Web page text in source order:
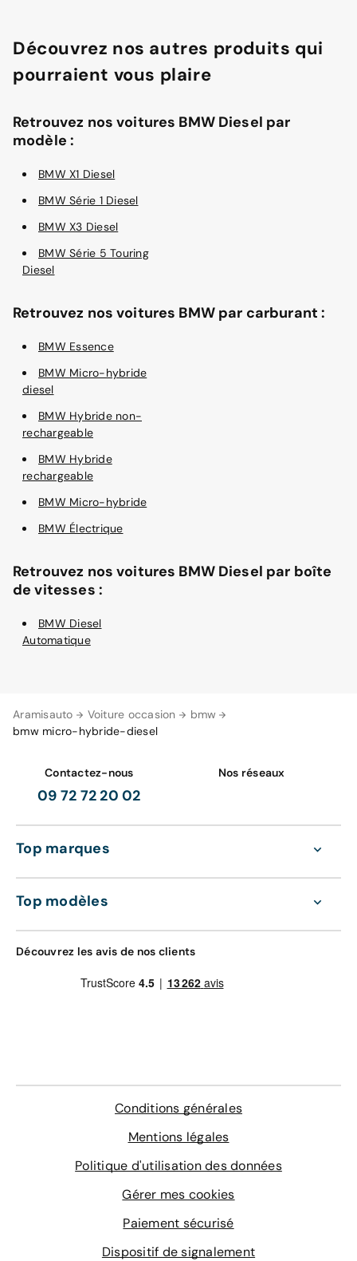
Aramisauto Voiture occasion
bmw
bmw micro-hybride-diesel
Découvrez nos autres produits qui
pourraient vous plaire
Retrouvez nos voitures BMW Diesel par
modèle :
BMW X1 Diesel
BMW Série 1 Diesel
BMW X3 Diesel
BMW Série 5 Touring
Diesel
Retrouvez nos voitures BMW par carburant :
BMW Essence
BMW Micro-hybride
diesel
BMW Hybride non-
rechargeable
BMW Hybride
rechargeable
BMW Micro-hybride
BMW Électrique
Retrouvez nos voitures BMW Diesel par boîte
de vitesses :
BMW Diesel
Automatique
Contactez-nous
09 72 72 20 02
Nos réseaux
Top marques
Top modèles
Découvrez les avis de nos clients
Conditions générales
Mentions légales
Politique d'utilisation des données
Gérer mes cookies
Paiement sécurisé
Dispositif de signalement